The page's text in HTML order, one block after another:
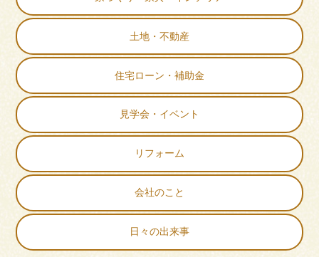
土地・不動産
住宅ローン・補助金
見学会・イベント
リフォーム
会社のこと
日々の出来事